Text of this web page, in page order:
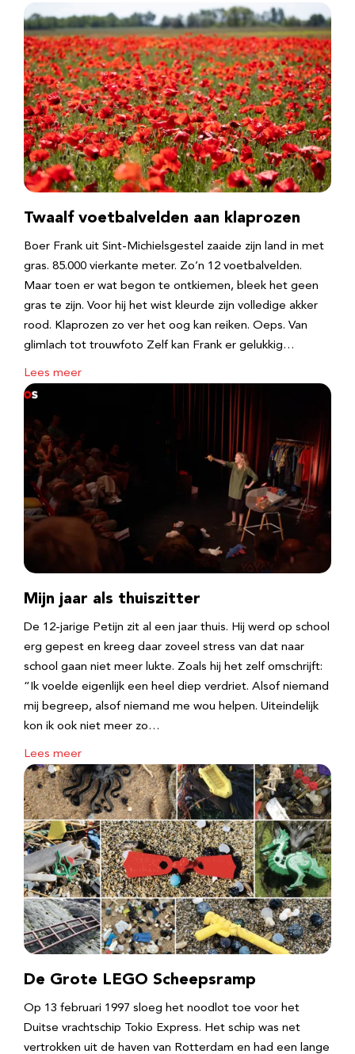
Twaalf voetbalvelden aan klaprozen
Boer Frank uit Sint-Michielsgestel zaaide zijn land in met
gras. 85.000 vierkante meter. Zo’n 12 voetbalvelden.
Maar toen er wat begon te ontkiemen, bleek het geen
gras te zijn. Voor hij het wist kleurde zijn volledige akker
rood. Klaprozen zo ver het oog kan reiken. Oeps. Van
glimlach tot trouwfoto Zelf kan Frank er gelukkig…
Lees meer
Mijn jaar als thuiszitter
De 12-jarige Petijn zit al een jaar thuis. Hij werd op school
erg gepest en kreeg daar zoveel stress van dat naar
school gaan niet meer lukte. Zoals hij het zelf omschrijft:
“Ik voelde eigenlijk een heel diep verdriet. Alsof niemand
mij begreep, alsof niemand me wou helpen. Uiteindelijk
kon ik ook niet meer zo…
Lees meer
De Grote LEGO Scheepsramp
Op 13 februari 1997 sloeg het noodlot toe voor het
Duitse vrachtschip Tokio Express. Het schip was net
vertrokken uit de haven van Rotterdam en had een lange